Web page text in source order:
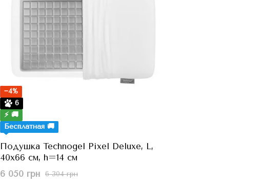
−4%
6
⚡ 🚚
Бесплатная 🚚
Подушка Technogel Pixel Deluxe, L,
40x66 см, h=14 см
6 304 грн
6 050 грн